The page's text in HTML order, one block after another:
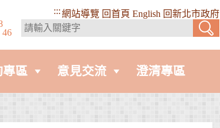
:::網站導覽 回首頁 English 回新北市政府
46
專區 意見交流 澄清專區